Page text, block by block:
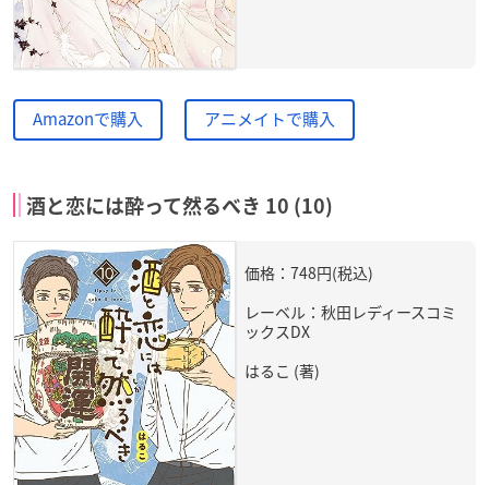
Amazonで購入 アニメイトで購入
酒と恋には酔って然るべき 10 (10)
価格：748円(税込)
レーベル：秋田レディースコミ
ックスDX
はるこ (著)